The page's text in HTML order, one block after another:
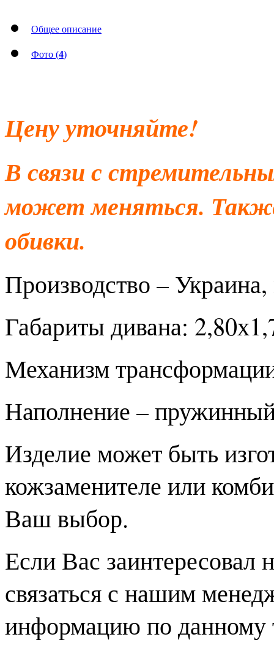
Общее описание
Фото (4)
Цену уточняйте!
В связи с
может меняться.
обивки.
Производство –
Габариты дивана:
Механизм
Наполнение –
Изделие может быть
кожзаменителе или
Ваш выбор.
Если Вас
связаться с нашим
информацию по данному